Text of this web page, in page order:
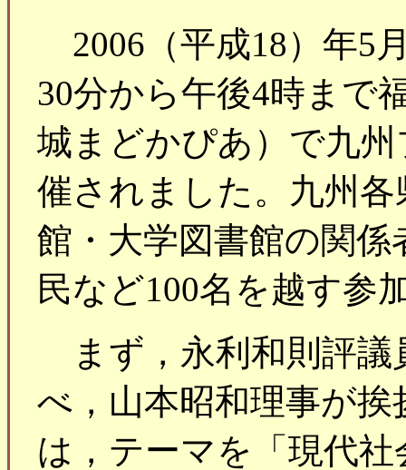
2006（平成18）年5
30分から午後4時まで
城まどかぴあ）で九
催されました。九州
館・大学図書館の関
民など100名を越す参
まず，永利和則評議
べ，山本昭和理事が
は，テーマを「現代